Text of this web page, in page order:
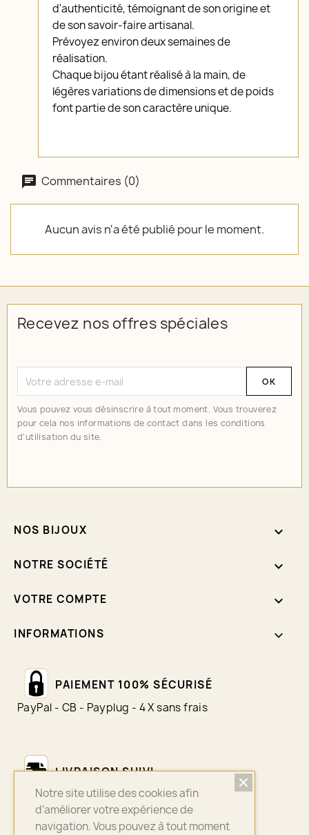
d'authenticité, témoignant de son origine et
de son savoir-faire artisanal.
Prévoyez environ deux semaines de
réalisation.
Chaque bijou étant réalisé à la main, de
légères variations de dimensions et de poids
font partie de son caractère unique.
Commentaires (0)
Aucun avis n'a été publié pour le moment.
Recevez nos offres spéciales
Vous pouvez vous désinscrire à tout moment. Vous trouverez
pour cela nos informations de contact dans les conditions
d'utilisation du site.
NOS BIJOUX 
NOTRE SOCIÉTÉ 
VOTRE COMPTE 
INFORMATIONS keyboard_arrow_down
PAIEMENT 100% SÉCURISÉ
PayPal - CB - Payplug - 4 X sans frais
LIVRAISON SUIVI
Colissimo - Chronopost - Mondial Relay
Notre site utilise des cookies afin
d’améliorer votre expérience de
navigation. Vous pouvez à tout moment